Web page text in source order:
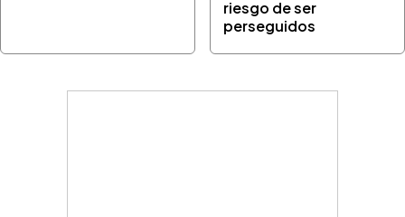
riesgo de ser
perseguidos